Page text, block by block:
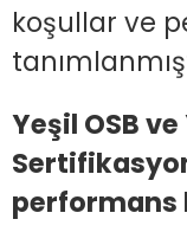
koşullar ve
Yeşil OSB
performans